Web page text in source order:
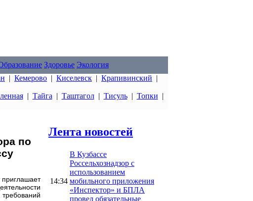
Здоровье Экология
| Кемерово | Киселевск | Крапивинский |
| Тайга | Таштагол| Тисуль| Топки |
по
приглашает
Лента новостей
14:34
В Кузбассе
Россельхознадзор с
использованием
мобильного приложения
«Инспектор» и БПЛА
провел обязательные